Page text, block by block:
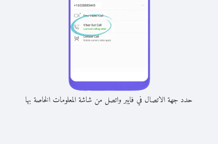
حدد جهة الاتصال في فايبر واتصل من شاشة المعلومات الخاصة بها